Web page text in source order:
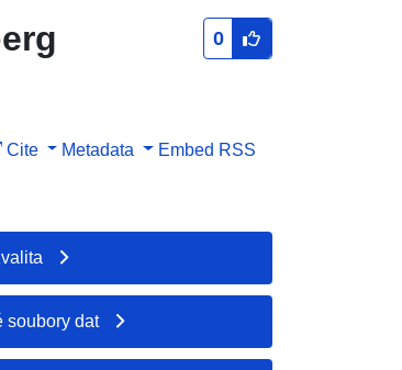
0
Cite Metadata Embed RSS
soubory dat